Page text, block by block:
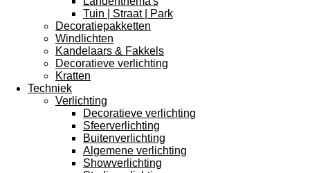
Tuin | Straat | Park
Decoratiepakketten
Windlichten
Kandelaars & Fakkels
Decoratieve verlichting
Kratten
Techniek
Verlichting
Decoratieve verlichting
Sfeerverlichting
Buitenverlichting
Algemene verlichting
Showverlichting